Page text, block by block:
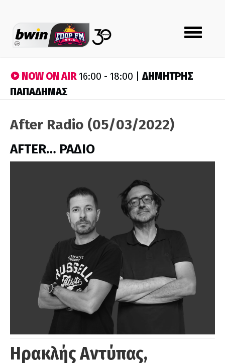
Toggle
navigation
NOW ON AIR16:00 - 18:00 |ΔΗΜΗΤΡΗΣ
ΠΑΠΑΔΗΜΑΣ
After Radio (05/03/2022)
AFTER… ΡΑΔΙΟ
Ηρακλής Αντύπας,